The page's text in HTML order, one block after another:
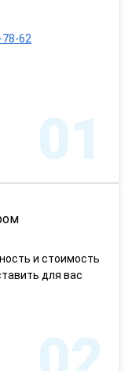
62
01
и стоимость
для вас